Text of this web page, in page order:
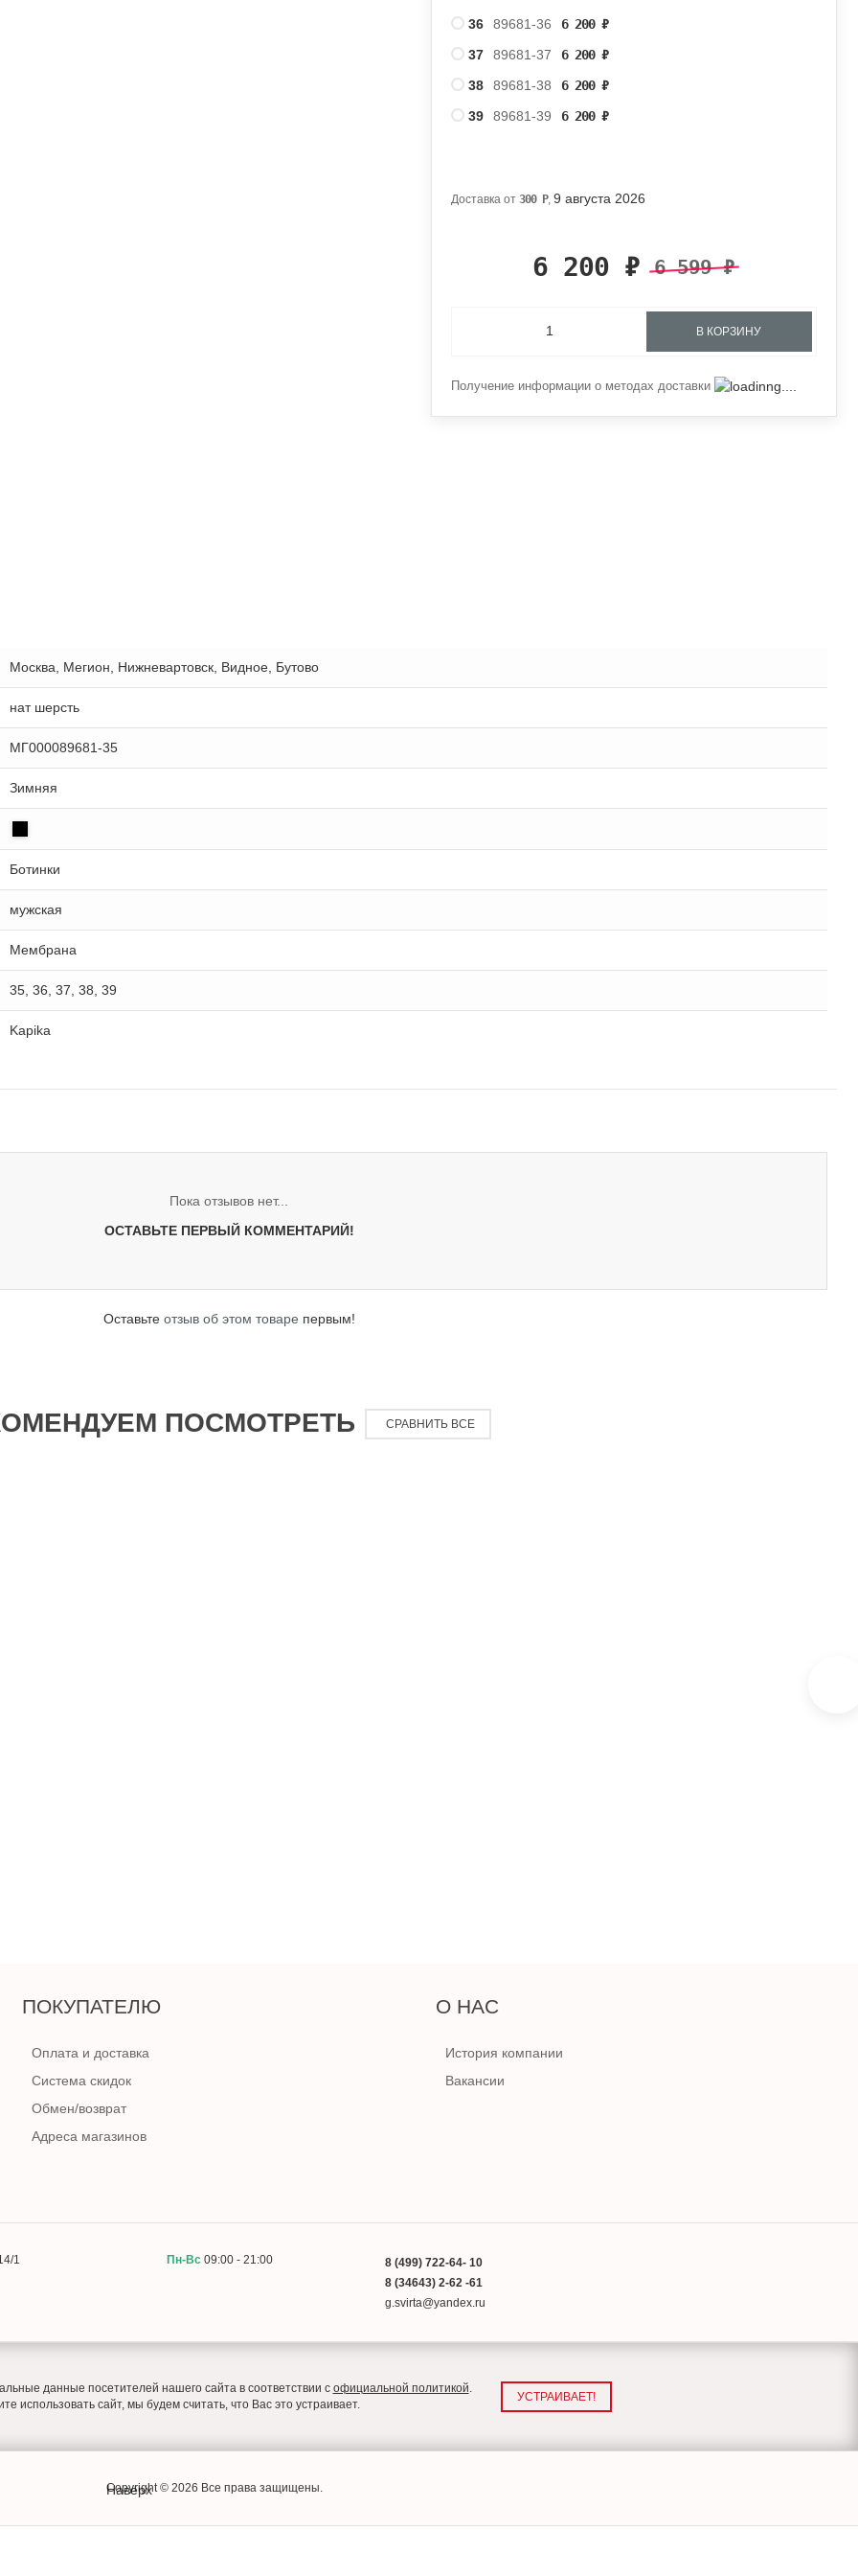
36
89681-36 6 200₽
37
89681-37 6 200₽
38
89681-38 6 200₽
39
89681-39 6 200₽
Доставка от300 Р,9 августа 2026
6 200 ₽ 6 599₽
В КОРЗИНУ
Получение информации о методах доставки
Москва, Мегион, Нижневартовск, Видное, Бутово
нат шерсть
МГ000089681-35
Зимняя
Ботинки
мужская
Мембрана
35, 36, 37, 38, 39
Kapika
Пока отзывов нет...
ОСТАВЬТЕ ПЕРВЫЙ КОММЕНТАРИЙ!
Оставьте отзыв об этом товаре первым!
ПОСМОТРЕТЬ СРАВНИТЬ ВСЕ
ПОКУПАТЕЛЮ
Оплата и доставка
Система скидок
Обмен/возврат
Адреса магазинов
О НАС
История компании
Вакансии
1 Пн-Вс 09:00 - 21:00
8 (499) 722-64- 10
8 (34643) 2-62 -61
g.svirta@yandex.ru
данные посетителей нашего сайта в соответствии с официальной политикой.
использовать сайт, мы будем считать, что Вас это устраивает.
УСТРАИВАЕТ!
Наверх
Copyright © 2026 Все права защищены.